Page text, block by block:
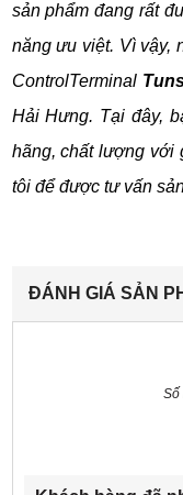
sản phẩm đang rất
năng ưu việt. Vì vậy,
ControlTerminal
Hải Hưng. Tại đây,
hãng, chất lượng với
tôi để được tư vấn
ĐÁNH GIÁ SẢN
Số